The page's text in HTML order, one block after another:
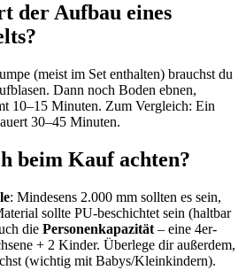
der Aufbau eines
(meist im Set enthalten) brauchst du
Dann noch Boden ebnen,
10–15 Minuten. Zum Vergleich: Ein
30–45 Minuten.
beim Kauf achten?
: Mindesens 2.000 mm sollten es sein,
sollte PU-beschichtet sein (haltbar
die Personenkapazität – eine 4er-
+ 2 Kinder. Überlege dir außerdem,
(wichtig mit Babys/Kleinkindern).